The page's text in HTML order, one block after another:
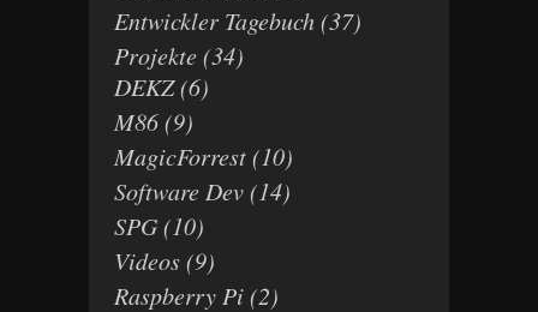
Entwickler Tagebuch(37)
Projekte(34)
DEKZ(6)
M86(9)
MagicForrest(10)
Software Dev(14)
SPG(10)
Videos(9)
Raspberry Pi(2)